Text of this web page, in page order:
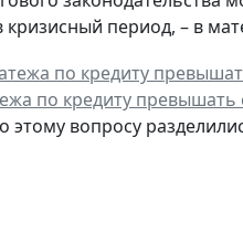
период, – в
по кредиту превышать
вопросу